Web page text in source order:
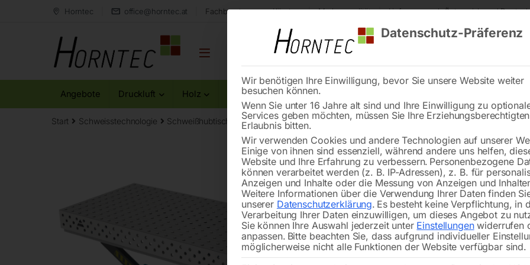
Horntec office@horntec.at Fachberatung aus Kärnten Markenqualität Lieferung nach Österreich und
Angebote Druckluft Holz Metall Reinigung
Start Schweisstechnologie Schweißhubtische Edelstahl Schweiß Hubtisch PRO 2400×1200 mm 28-100×100
🔍
Edelstahl Schweiß
Datenschutz-Präferenz
Wir benötigen Ihre Einwilligung, bevor Sie unsere Website weiter
besuchen können.
Wenn Sie unter 16 Jahre alt sind und Ihre Einwilligung zu
Services geben möchten, müssen Sie Ihre
Erlaubnis bitten.
Wir verwenden Cookies und andere Technologien auf unserer
Einige von ihnen sind essenziell, während andere uns helfen,
Website und Ihre Erfahrung zu verbessern. Personenbezogene
können verarbeitet werden (z. B. IP-Adressen), z. B. für
Anzeigen und Inhalte oder die Messung von Anzeigen und
Weitere Informationen über die Verwendung Ihrer Daten finden
unserer Datenschutzerklärung. Es besteht keine Verpflichtung, in
Verarbeitung Ihrer Daten einzuwilligen, um dieses Angebot zu
Sie können Ihre Auswahl jederzeit unter Einstellungenwiderrufen
anpassen. Bitte beachten Sie, dass aufgrund individueller
möglicherweise nicht alle Funktionen der Website verfügbar sind.